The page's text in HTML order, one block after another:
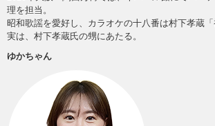
理を担当。
昭和歌謡を愛好し、カラオケの十八番は村下孝蔵「
実は、村下孝蔵氏の甥にあたる。
ゆかちゃん